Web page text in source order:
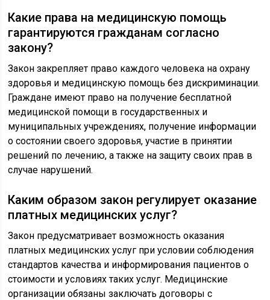
Какие права на медицинскую помощь
гарантируются гражданам согласно
закону?
Закон закрепляет право каждого человека на охрану
здоровья и медицинскую помощь без дискриминации.
Граждане имеют право на получение бесплатной
медицинской помощи в государственных и
муниципальных учреждениях, получение информации
о состоянии своего здоровья, участие в принятии
решений по лечению, а также на защиту своих прав в
случае нарушений.
Каким образом закон регулирует оказание
платных медицинских услуг?
Закон предусматривает возможность оказания
платных медицинских услуг при условии соблюдения
стандартов качества и информирования пациентов о
стоимости и условиях таких услуг. Медицинские
организации обязаны заключать договоры с